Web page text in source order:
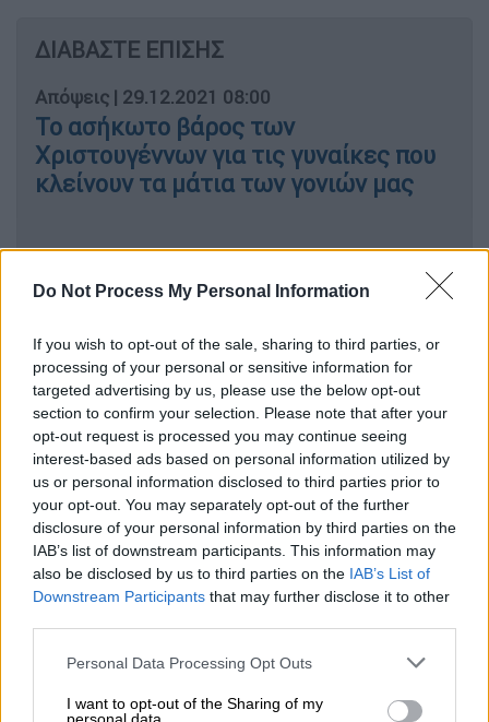
Do Not Process My Personal Information
If you wish to opt-out of the sale, sharing to third parties, or
processing of your personal or sensitive information for
targeted advertising by us, please use the below opt-out
section to confirm your selection. Please note that after your
opt-out request is processed you may continue seeing
interest-based ads based on personal information utilized by
us or personal information disclosed to third parties prior to
your opt-out. You may separately opt-out of the further
disclosure of your personal information by third parties on the
IAB’s list of downstream participants. This information may
also be disclosed by us to third parties on the IAB’s List of
Downstream Participants that may further disclose it to other
Please note that this website/app uses one or more Google
not limited to your visit or usage behaviour. You may click to
Personal Data Processing Opt Outs
I want to opt-out of the Sharing of my
ΔΙΑΒΑΣΤΕ ΕΠΙΣΗΣ
Απόψεις | 29.12.2021 08:00
Το ασήκωτο βάρος των
Χριστουγέννων για τις γυναίκες που
κλείνουν τα μάτια των γονιών μας
Κι ανάμεσα στους διάσημουςκαι κάποιοι
έχουν να δουν τις μητέρες τους μήνες, που
βλέπουν την κλήση των γονιών τους στο
κινητό τηλέφωνο και το χαμηλώνουν, που
έχουν εγκαταλείψει γονιούς σε κυρίες από
τη Γεωργία, κάθε χρόνο τέτοια μέρα
ανοιξιάτικη, ανθίζουν από συναισθήματα
ανασύρουν από τα σκουπίδια της νιότης
τους φωτογραφίες και ανατρέχουν στο Ai
για κάτι «έξυπνο και πιασάρικο» που να τους
προσφέρει μια «συγκινητική ανάρτηση»...
κακόχυμοι καρποί της ανέξοδης
δημοσιότητας προκαλούν στυφάδα στη